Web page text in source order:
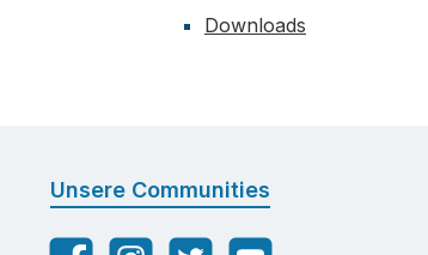
Downloads
Unsere Communities